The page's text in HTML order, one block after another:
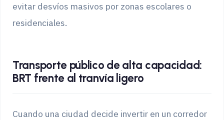
evitar desvíos masivos por zonas escolares o
residenciales.
Transporte público de alta capacidad:
BRT frente al tranvía ligero
Cuando una ciudad decide invertir en un corredor